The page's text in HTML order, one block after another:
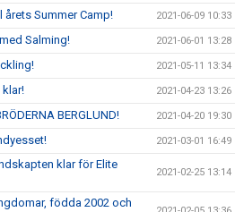
Summer Camp! 2021-06-09 10:33
Salming! 2021-06-01 13:28
2021-05-11 13:34
2021-04-23 13:26
BERGLUND! 2021-04-20 19:30
2021-03-01 16:49
klar för Elite
2021-02-25 13:14
födda 2002 och